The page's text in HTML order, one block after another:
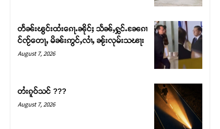
တႅၼ်းၽွင်းထႆးၵေႃႉၼိုင်ႈ သႅၼ်ႇႁွင်ႉၼႄၵၢ
င်ၸႂ်တေႃႇ မိၼ်းဢွင်ႇလၢႆႇ ၼႂ်းလုမ်းသၽႃး
August 7, 2026
တႆးၵူဝ်သင် ???
August 7, 2026